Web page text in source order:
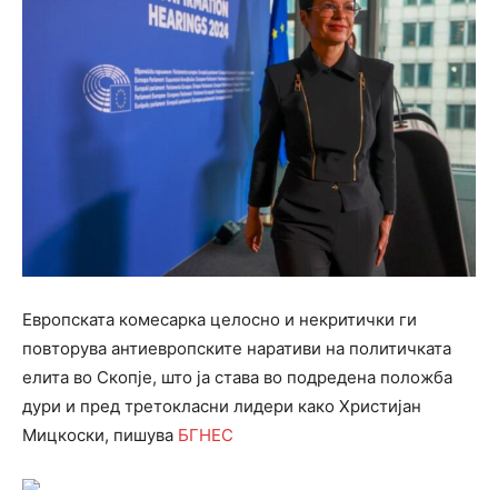
Европската комесарка целосно и некритички ги
повторува антиевропските наративи на политичката
елита во Скопјe, што ја става во подредена положба
дури и пред третокласни лидери како Христијан
Мицкоски, пишува БГНЕС